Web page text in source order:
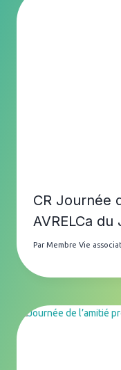
CR Journée
AVRELCa
Par Membre Vie